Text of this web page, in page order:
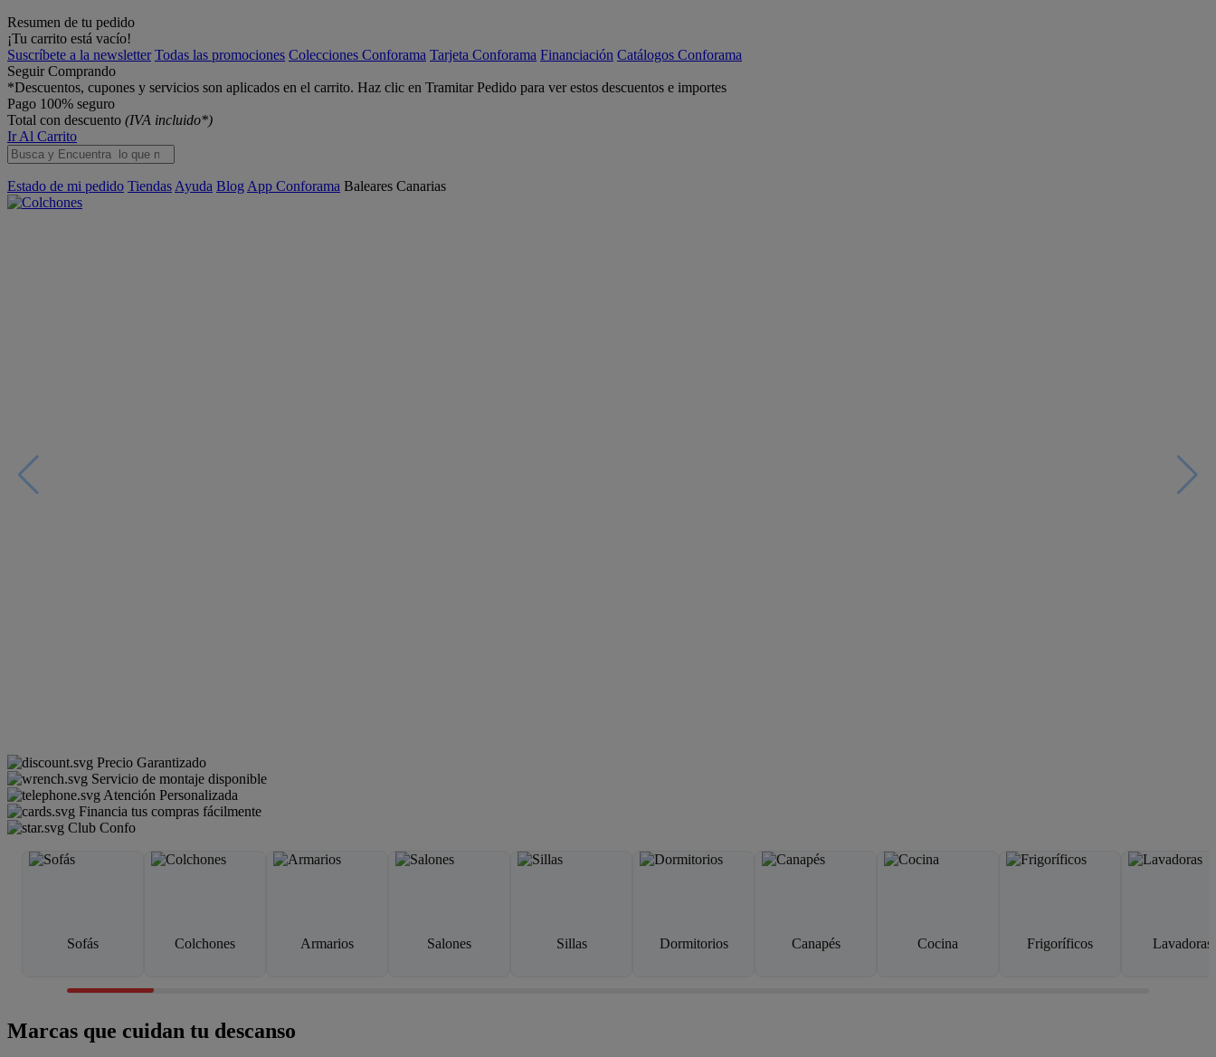
Resumen de tu pedido
¡Tu carrito está vacío!
Suscríbete a la newsletter Todas las promociones Colecciones Conforama Tarjeta Conforama Financiación Catálogos Conforama
Seguir Comprando
*Descuentos, cupones y servicios son aplicados en el carrito. Haz clic en Tramitar Pedido para ver estos descuentos e importes
Pago 100% seguro
Total con descuento (IVA incluido*)
Ir Al Carrito
Estado de mi pedido Tiendas Ayuda Blog App Conforama Baleares Canarias
Precio Garantizado
Servicio de montaje disponible
Atención Personalizada
Financia tus compras fácilmente
Club Confo
Sofás Colchones Armarios Salones Sillas Dormitorios Canapés Cocina Frigoríficos Lavadoras
Marcas que cuidan tu descanso